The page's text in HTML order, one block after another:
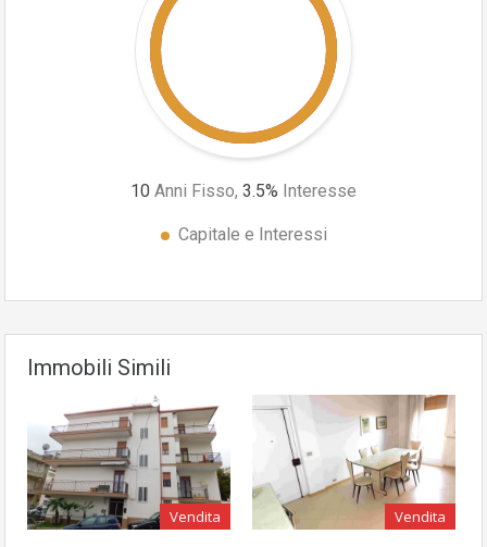
10 Anni Fisso, 3.5% Interesse
Capitale e Interessi
Immobili Simili
Vendita Vendita